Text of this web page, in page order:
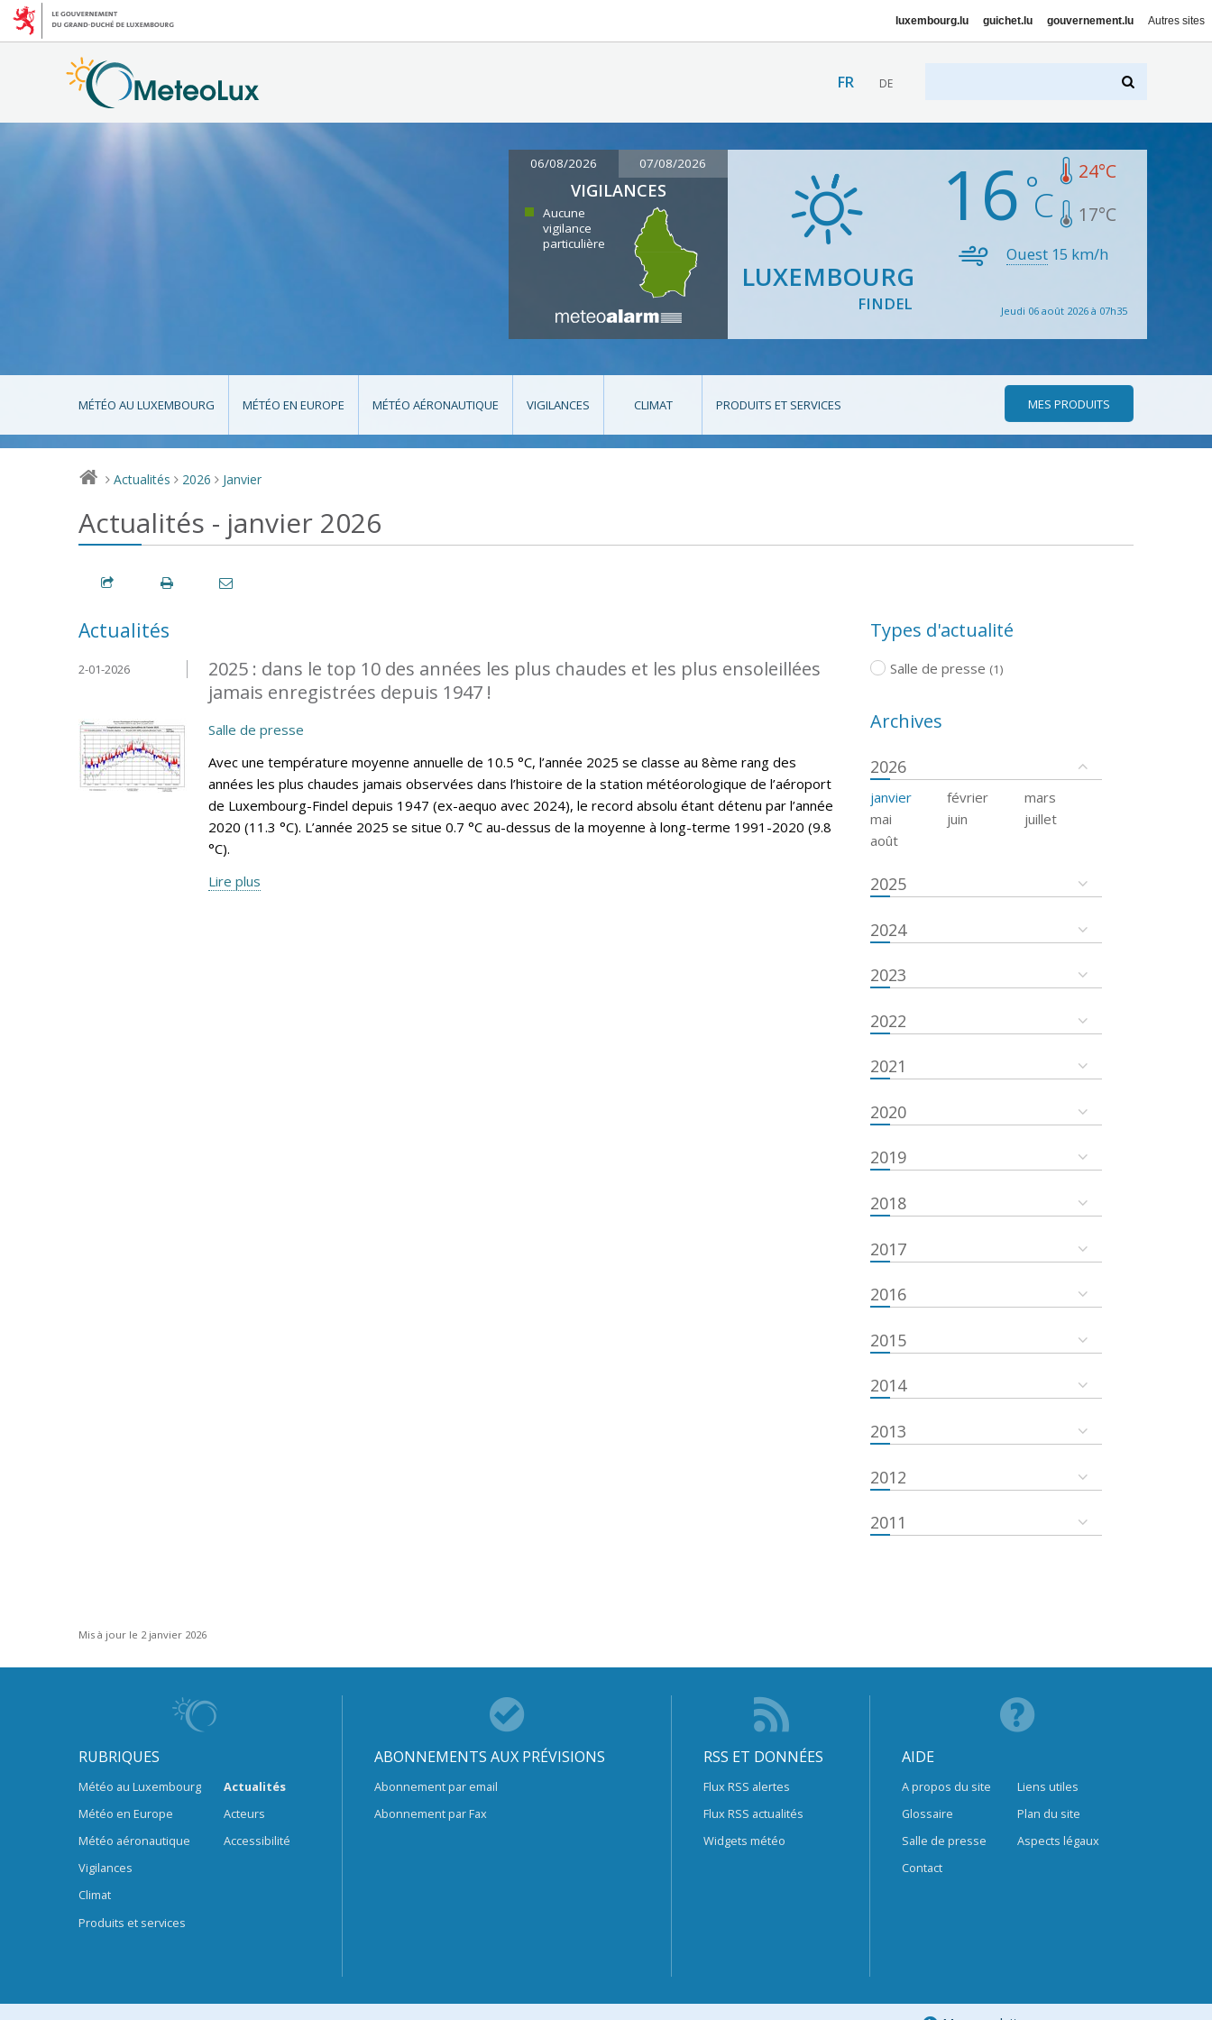
luxembourg.lu guichet.lu gouvernement.lu Autres sites
FR DE
06/08/2026 07/08/2026
VIGILANCES
Aucune
vigilance
particulière
LUXEMBOURG
FINDEL
16 24°C
17°C
Ouest 15 km/h
Jeudi 06 août 2026 à 07h35
MÉTÉO AU LUXEMBOURG MÉTÉO EN EUROPE MÉTÉO AÉRONAUTIQUE VIGILANCES CLIMAT PRODUITS ET SERVICES MES PRODUITS
> Actualités > 2026 > Janvier
Actualités - janvier 2026
Actualités
2025 : dans le top 10 des années les plus chaudes et les plus ensoleillées
jamais enregistrées depuis 1947 !
2-01-2026
Salle de presse
Avec une température moyenne annuelle de 10.5 °C, l’année 2025 se classe au 8ème rang des
années les plus chaudes jamais observées dans l’histoire de la station météorologique de l’aéroport
de Luxembourg-Findel depuis 1947 (ex-aequo avec 2024), le record absolu étant détenu par l’année
2020 (11.3 °C). L’année 2025 se situe 0.7 °C au-dessus de la moyenne à long-terme 1991-2020 (9.8
°C).
Lire plus
Types d'actualité
Salle de presse (1)
Archives
2026
janvier février
mars
mai
juin
juillet
août
2025
2024
2023
2022
2021
2020
2019
2018
2017
2016
2015
2014
2013
2012
2011
Mis à jour le 2 janvier 2026
RUBRIQUES
Météo au Luxembourg
Météo en Europe
Météo aéronautique
Vigilances
Climat
Produits et services
Actualités
Acteurs
Accessibilité
ABONNEMENTS AUX PRÉVISIONS
Abonnement par email
Abonnement par Fax
RSS ET DONNÉES
Flux RSS alertes
Flux RSS actualités
Widgets météo
AIDE
A propos du site
Glossaire
Salle de presse
Contact
Liens utiles
Plan du site
Aspects légaux